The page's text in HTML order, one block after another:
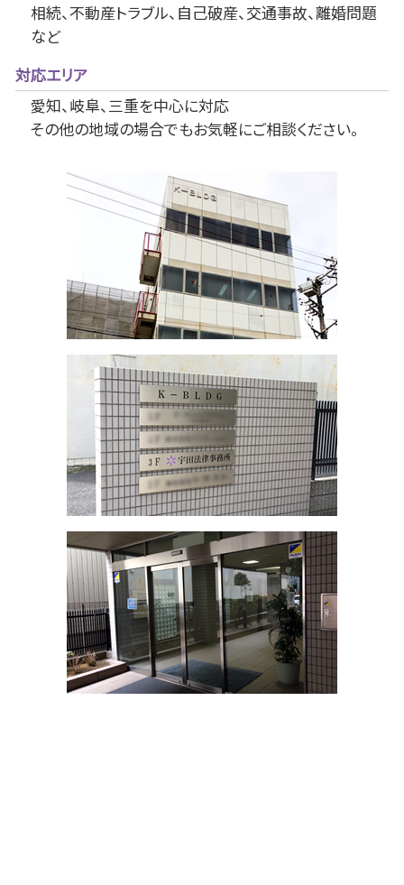
相続、不動産トラブル、自己破産、交通事故、離婚問題
など
対応エリア
愛知、岐阜、三重を中心に対応
その他の地域の場合でもお気軽にご相談ください。